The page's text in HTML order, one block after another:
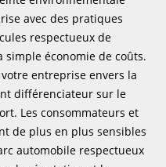
avec des pratiques
respectueux de
simple économie de coûts.
entreprise envers la
différenciateur sur le
Les consommateurs et
de plus en plus sensibles
automobile respectueux